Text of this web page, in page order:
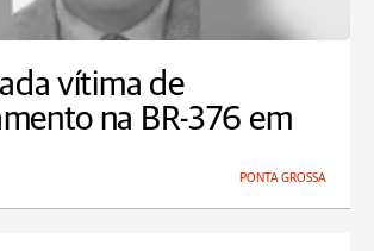
vítima de
na BR-376 em
PONTA GROSSA